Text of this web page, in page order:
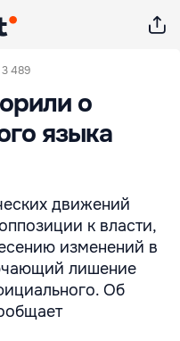
3 489
о
языка
движений
к власти,
изменений в
лишение
Об